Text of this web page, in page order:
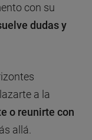
con su
dudas y
a la
o reunirte con
allá.